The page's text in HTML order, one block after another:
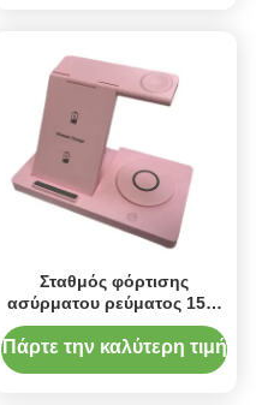
Σταθμός φόρτισης
ασύρματου ρεύματος 15W
σε λευκό/μαύρο/πράσινο/
ιώδες/ροζ για φόρτιση
Πάρτε την καλύτερη τιμή